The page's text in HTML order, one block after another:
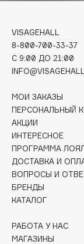
Clarins
Clarins Precious
Clinique
Clive Christian
Club De Nuit
Collagenina
Consly
Corimo
CosRX
Cottolina
Crescina
Curaprox
VISAGEHALL
8-800-700-33-37
C 9:00 ДО 21:00
МОИ ЗАКАЗЫ
ПЕРСОНАЛЬНЫЙ
АКЦИИ
ИНТЕРЕСНОЕ
ПРОГРАММА
ДОСТАВКА И
ВОПРОСЫ И
БРЕНДЫ
КАТАЛОГ
РАБОТА У НАС
МАГАЗИНЫ